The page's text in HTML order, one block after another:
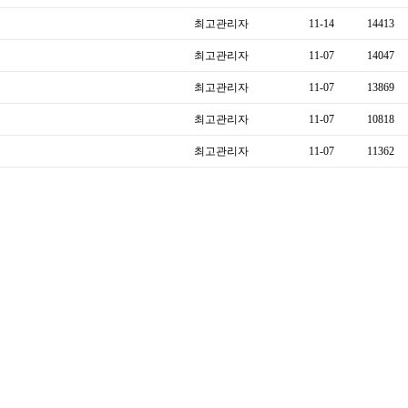
최고관리자 11-14 14413
최고관리자 11-07 14047
최고관리자 11-07 13869
최고관리자 11-07 10818
최고관리자 11-07 11362